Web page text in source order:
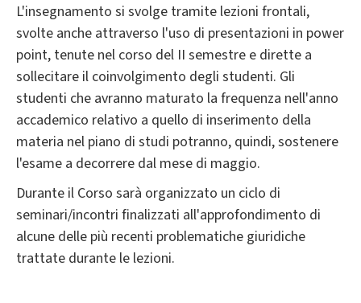
L'insegnamento si svolge tramite lezioni frontali,
svolte anche attraverso l'uso di presentazioni in power
point, tenute nel corso del II semestre e dirette a
sollecitare il coinvolgimento degli studenti. Gli
studenti che avranno maturato la frequenza nell'anno
accademico relativo a quello di inserimento della
materia nel piano di studi potranno, quindi, sostenere
l'esame a decorrere dal mese di maggio.
Durante il Corso sarà organizzato un ciclo di
seminari/incontri finalizzati all'approfondimento di
alcune delle più recenti problematiche giuridiche
trattate durante le lezioni.